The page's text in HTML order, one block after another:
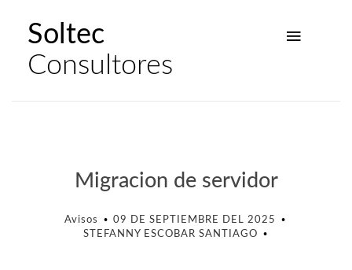
Soltec
Consultores
Migracion de servidor
Avisos
09 DE SEPTIEMBRE DEL 2025
STEFANNY ESCOBAR SANTIAGO